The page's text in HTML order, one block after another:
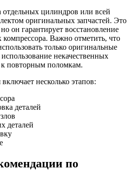
отдельных цилиндров или всей
оригинальных запчастей. Это
он гарантирует восстановление
компрессора. Важно отметить, что
только оригинальные
некачественных
к повторным поломкам.
несколько этапов:
деталей
деталей
по